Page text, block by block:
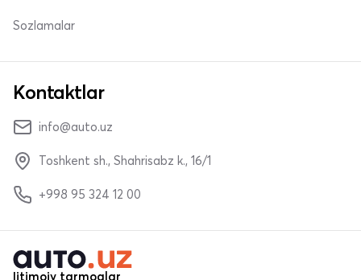
Sozlamalar
Kontaktlar
info@auto.uz
Toshkent sh., Shahrisabz k., 16/1
+998 95 324 12 00
Ijtimoiy tarmoqlar